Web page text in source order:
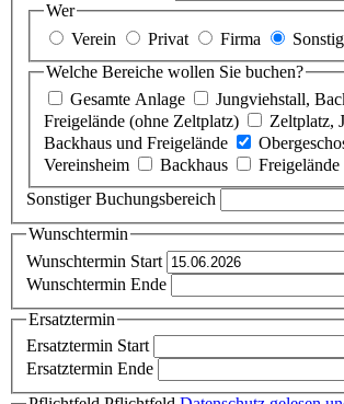
Wer
Verein
Privat Firma
Welche Bereiche wollen Sie buchen?
Gesamte Anlage
Jungviehstall,
Freigelände (ohne Zeltplatz)
Zeltplatz,
Backhaus und Freigelände
Vereinsheim
Backhaus Freigelände
Sonstiger Buchungsbereich
Wunschtermin
Wunschtermin Start
Wunschtermin Ende
Ersatztermin
Ersatztermin Start
Ersatztermin Ende